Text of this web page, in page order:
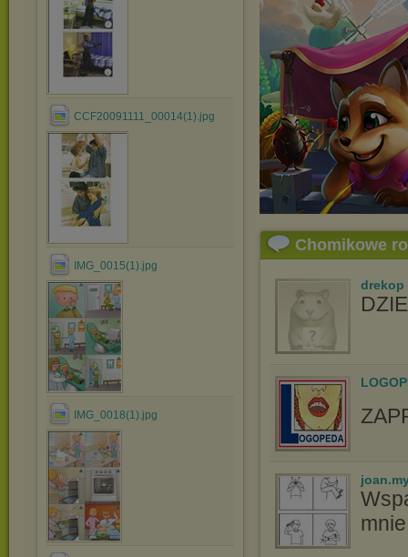
CCF20091111_00014(1).jpg
IMG_0015(1).jpg
IMG_0018(1).jpg
Chomikowe
drekop